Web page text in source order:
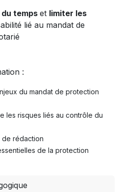
temps et limiter les
lié au mandat de
:
du mandat de protection
les risques liés au contrôle du
rédaction
de la protection